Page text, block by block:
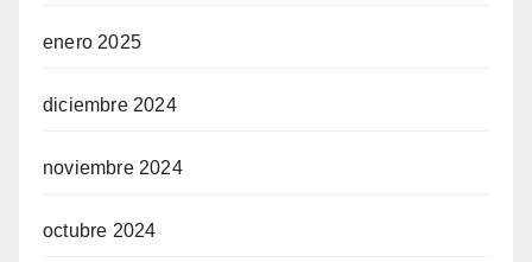
enero 2025
diciembre 2024
noviembre 2024
octubre 2024